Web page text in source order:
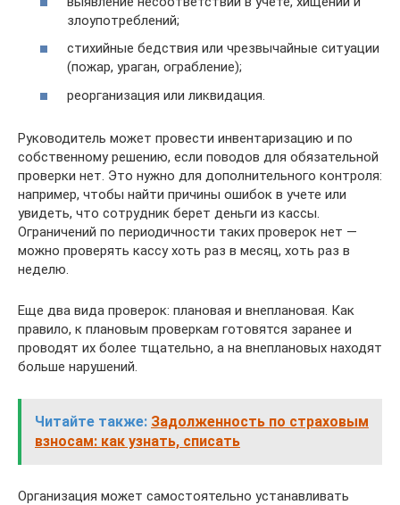
злоупотреблений;
стихийные бедствия или чрезвычайные ситуации
(пожар, ураган, ограбление);
реорганизация или ликвидация.
Руководитель может провести инвентаризацию и по
собственному решению, если поводов для обязательной
проверки нет. Это нужно для дополнительного контроля:
например, чтобы найти причины ошибок в учете или
увидеть, что сотрудник берет деньги из кассы.
Ограничений по периодичности таких проверок нет —
можно проверять кассу хоть раз в месяц, хоть раз в
неделю.
Еще два вида проверок: плановая и внеплановая. Как
правило, к плановым проверкам готовятся заранее и
проводят их более тщательно, а на внеплановых находят
больше нарушений.
Читайте также: Задолженность по страховым
взносам: как узнать, списать
Организация может самостоятельно устанавливать